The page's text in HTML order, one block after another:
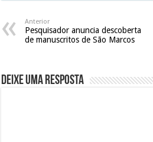
Anterior
Pesquisador anuncia descoberta
de manuscritos de São Marcos‎
Deixe uma resposta